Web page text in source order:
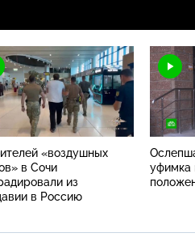
«воздушных
в Сочи
из
в Россию
уфимка